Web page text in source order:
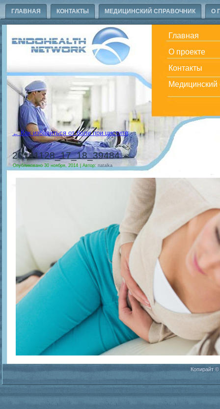
ГЛАВНАЯ КОНТАКТЫ МЕДИЦИНСКИЙ СПРАВОЧНИК О
Главная
О проекте
Контакты
Медицинский
←Как избавиться от боли при цистите
20141128_17_18_39484
Опубликовано 30 ноября, 2014|Автор: natalka
Копирайт